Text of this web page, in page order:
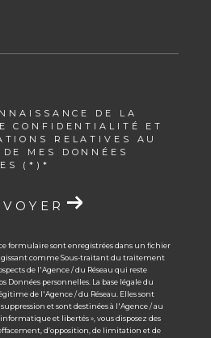
DE LA
CONFIDENTIALITÉ ET
RELATIVES AU
MES DONNÉES
(*)*
formulaire sont enregistrées dans un fichier
comme Sous-traitant du traitement
de l'Agence / du Réseau qui reste
Données personnelles. La base légale du
de l'Agence / du Réseau. Elles sont
et sont destinées à l'Agence / au
et libertés », vous disposez des
d’opposition, de limitation et de